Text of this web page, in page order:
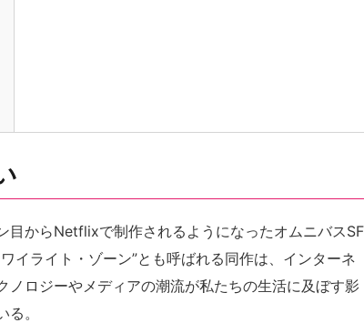
からNetflixで制作されるようになったオムニバスSF
イライト・ゾーン”とも呼ばれる同作は、インターネ
ロジーやメディアの潮流が私たちの生活に及ぼす影
。